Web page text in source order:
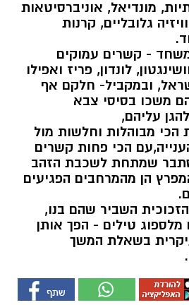
מונדיאל, אוניברסיטאות
גלובליים, קרנות
- קשרים עמוקים
לונדון, פריז ואפילו
ובמקביל- חלקם אף
משכו בסיסי צבא
עליהם,
הכי מבוהלות וחלשות מול
הכי פחות קשרים
שמתחת לשכבת הזהב
הן מהמרחבים הפגיעים
השביר שהם בנו,
טילים - הפך אותן
בשאלת המשך